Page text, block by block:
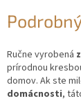
Ručne vyrobená
prírodnou
domov. Ak ste
domácnosti,